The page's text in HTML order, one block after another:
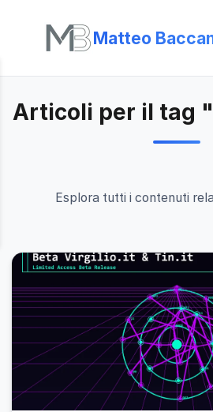
Matteo
Articoli per il tag
Esplora tutti i contenuti